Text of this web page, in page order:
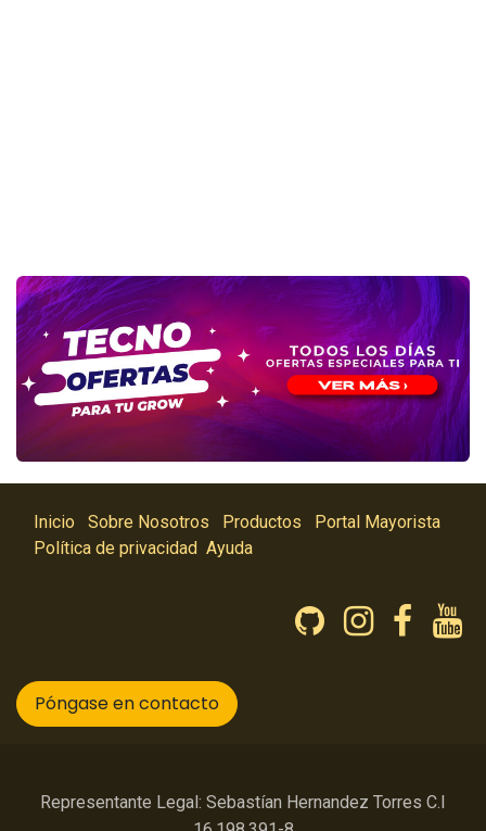
Inicio Sobre Nosotros Productos
Portal Mayorista
Política de privacidad Ayuda
Póngase en contacto
Representante Legal: Sebastían Hernandez Torres C.I